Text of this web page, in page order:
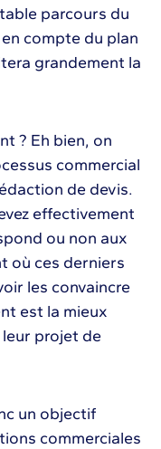
parcours du
compte du plan
grandement la
? Eh bien, on
commercial
de devis.
effectivement
ou non aux
où ces derniers
les convaincre
est la mieux
projet de
un objectif
commerciales